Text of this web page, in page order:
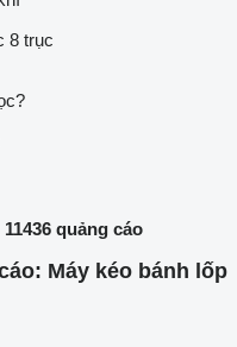
8 trục
11436 quảng cáo
Máy kéo bánh lốp